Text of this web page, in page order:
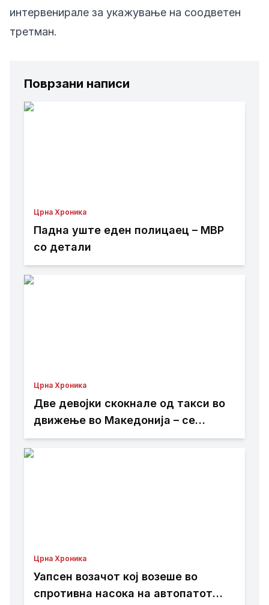
интервенирале за укажување на соодветен
третман.
Поврзани написи
Црна Хроника
Падна уште еден полицаец – МВР
со детали
Црна Хроника
Две девојки скокнале од такси во
движење во Македонија – се
утврдува што точно се случило!
Црна Хроника
Уапсен возачот кој возеше во
спротивна насока на автопатот